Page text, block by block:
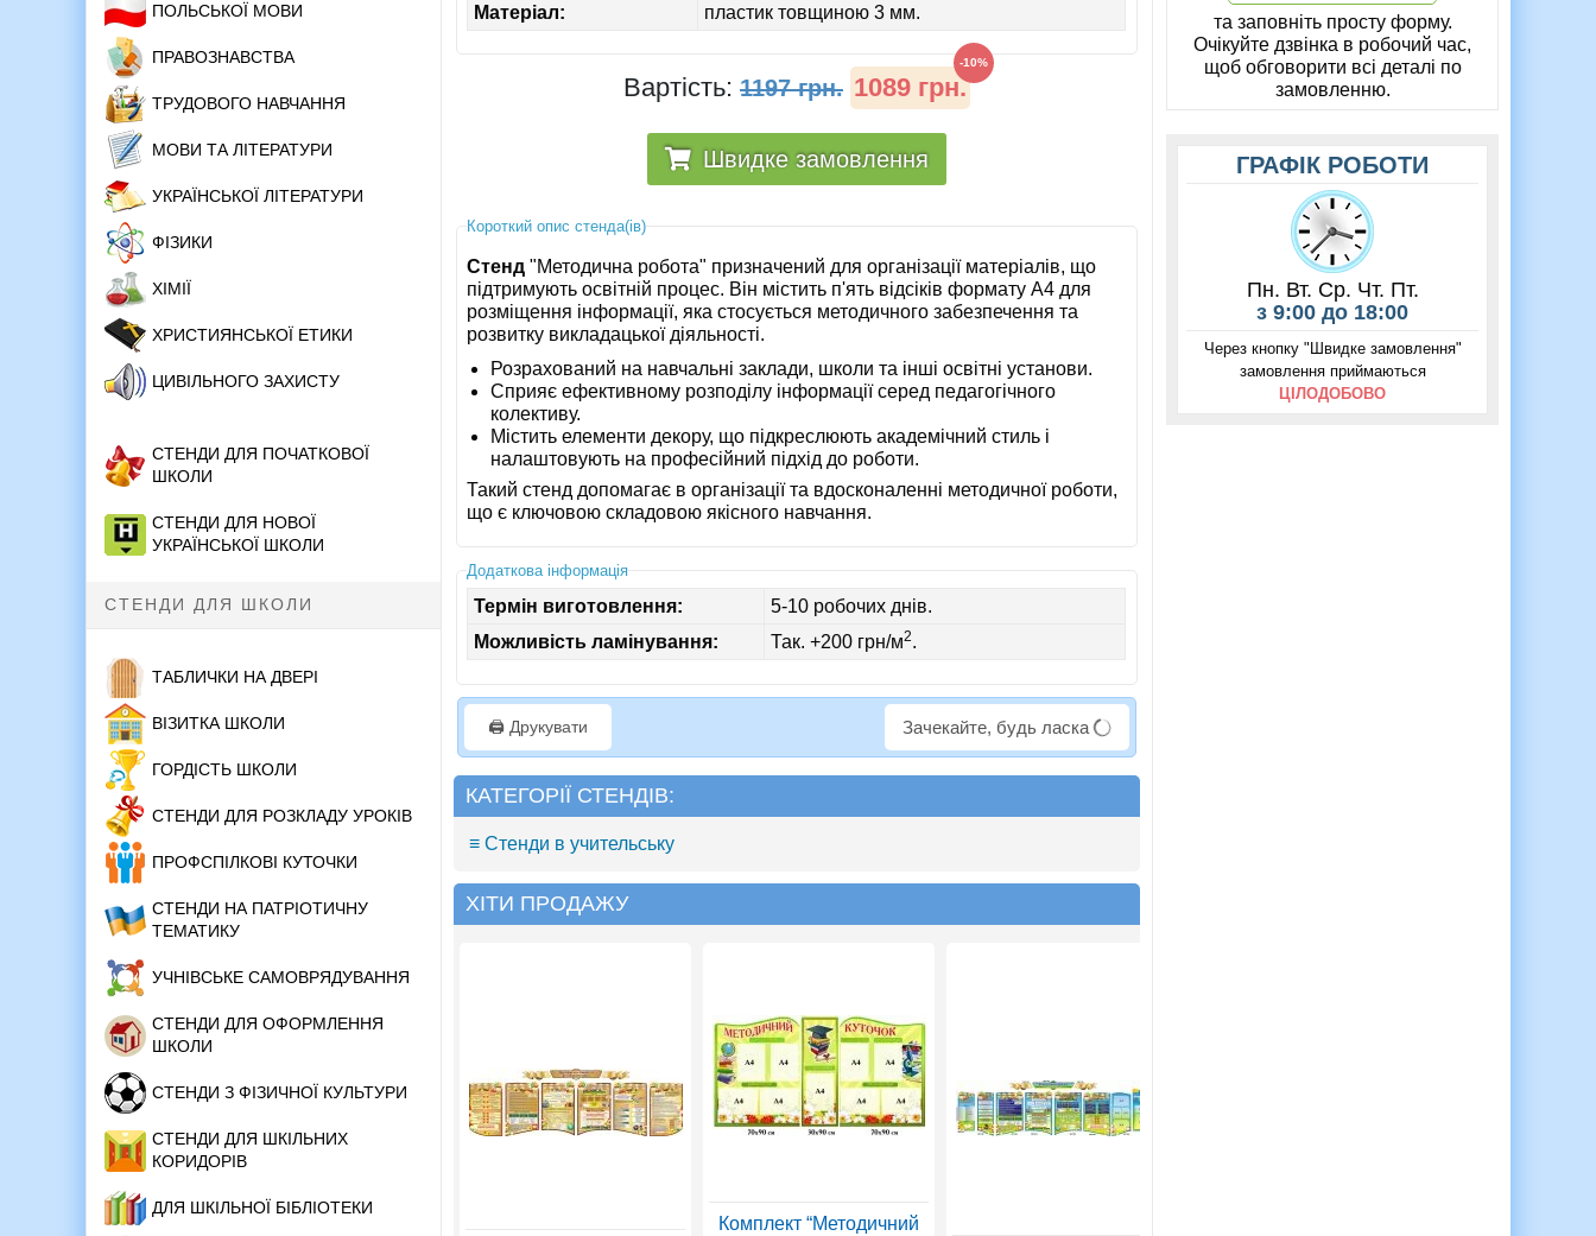
ПОЛЬСЬКОЇ МОВИ
ПРАВОЗНАВСТВА
ТРУДОВОГО НАВЧАННЯ
МОВИ ТА ЛІТЕРАТУРИ
УКРАЇНСЬКОЇ ЛІТЕРАТУРИ
ФІЗИКИ
ХІМІЇ
ХРИСТИЯНСЬКОЇ ЕТИКИ
ЦИВІЛЬНОГО ЗАХИСТУ
СТЕНДИ ДЛЯ ПОЧАТКОВОЇ
ШКОЛИ
СТЕНДИ ДЛЯ НОВОЇ
УКРАЇНСЬКОЇ ШКОЛИ
СТЕНДИ ДЛЯ ШКОЛИ
ТАБЛИЧКИ НА ДВЕРІ
ВІЗИТКА ШКОЛИ
ГОРДІСТЬ ШКОЛИ
СТЕНДИ ДЛЯ РОЗКЛАДУ УРОКІВ
ПРОФСПІЛКОВІ КУТОЧКИ
СТЕНДИ НА ПАТРІОТИЧНУ
ТЕМАТИКУ
УЧНІВСЬКЕ САМОВРЯДУВАННЯ
СТЕНДИ ДЛЯ ОФОРМЛЕННЯ
ШКОЛИ
СТЕНДИ З ФІЗИЧНОЇ КУЛЬТУРИ
СТЕНДИ ДЛЯ ШКІЛЬНИХ
КОРИДОРІВ
ДЛЯ ШКІЛЬНОЇ БІБЛІОТЕКИ
Матеріал:
пластик товщиною 3 мм.
Вартість: 1197 грн. 1089 грн.
-10%
Швидке замовлення
Короткий опис стенда(ів)
Стенд "Методична робота" призначений для організації матеріалів, що
підтримують освітній процес. Він містить п'ять відсіків формату А4 для
розміщення інформації, яка стосується методичного забезпечення та
розвитку викладацької діяльності.
Розрахований на навчальні заклади, школи та інші освітні установи.
Сприяє ефективному розподілу інформації серед педагогічного
колективу.
Містить елементи декору, що підкреслюють академічний стиль і
налаштовують на професійний підхід до роботи.
Такий стенд допомагає в організації та вдосконаленні методичної роботи,
що є ключовою складовою якісного навчання.
Додаткова інформація
Термін виготовлення:
5-10 робочих днів.
Можливість ламінування:
Так. +200 грн/м2.
🖨️ Друкувати Зачекайте, будь ласка
КАТЕГОРІЇ СТЕНДІВ:
≡ Стенди в учительську
ХІТИ ПРОДАЖУ
Комплект “Методичний
та заповніть просту форму.
Очікуйте дзвінка в робочий час,
щоб обговорити всі деталі по
замовленню.
ГРАФІК РОБОТИ
Пн. Вт. Ср. Чт. Пт.
з 9:00 до 18:00
Через кнопку "Швидке замовлення"
замовлення приймаються
ЦІЛОДОБОВО